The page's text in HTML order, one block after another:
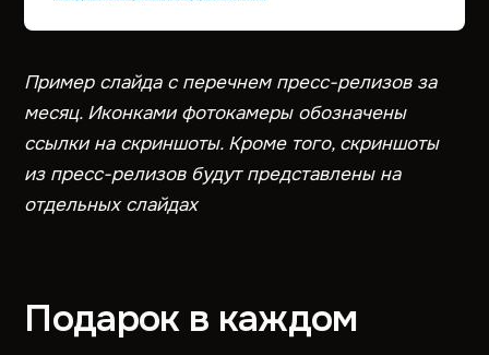
Пример слайда с перечнем пресс-релизов за
месяц. Иконками фотокамеры обозначены
ссылки на скриншоты. Кроме того, скриншоты
из пресс-релизов будут представлены на
отдельных слайдах
Подарок в каждом